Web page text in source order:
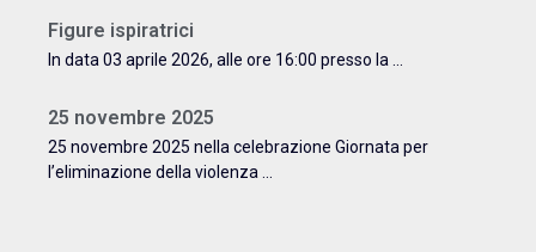
Figure ispiratrici
In data 03 aprile 2026, alle ore 16:00 presso la ...
25 novembre 2025
25 novembre 2025 nella celebrazione Giornata per
l’eliminazione della violenza ...